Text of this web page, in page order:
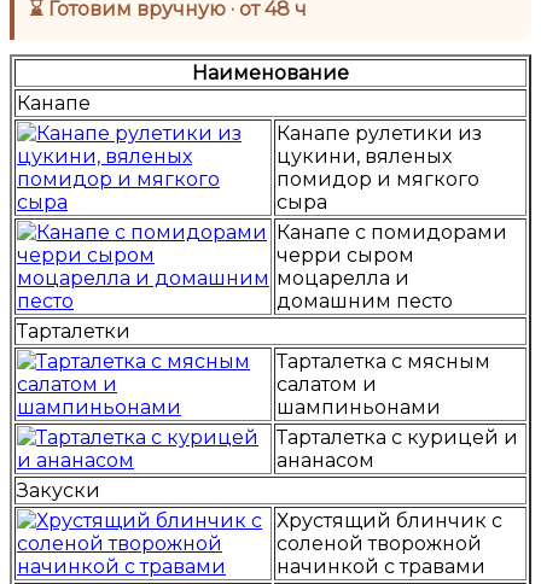
⌛ Готовим вручную · от 48 ч
Наименование
Канапе
Канапе рулетики из
цукини, вяленых
помидор и мягкого
сыра
Канапе с помидорами
черри сыром
моцарелла и
домашним песто
Тарталетки
Тарталетка с мясным
салатом и
шампиньонами
Тарталетка с курицей и
ананасом
Закуски
Хрустящий блинчик с
соленой творожной
начинкой с травами